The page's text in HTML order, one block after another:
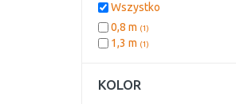
Wszystko
0,8 m (1)
1,3 m (1)
KOLOR